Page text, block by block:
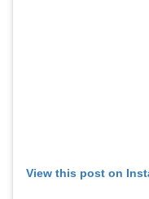
View this post on